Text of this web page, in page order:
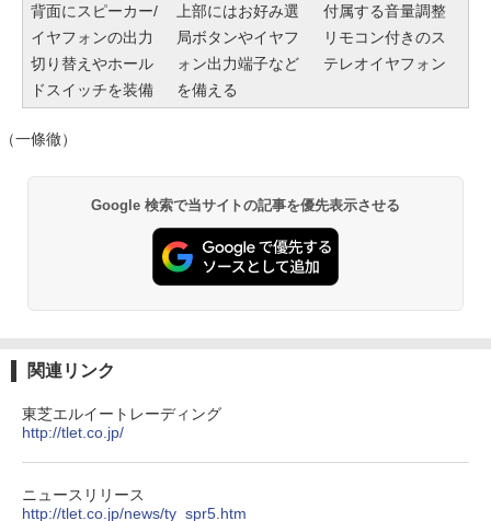
背面にスピーカー/
イヤフォンの出力
切り替えやホール
ドスイッチを装備
上部にはお好み選
局ボタンやイヤフ
ォン出力端子など
を備える
付属する音量調整
リモコン付きのス
テレオイヤフォン
（一條徹）
Google 検索で当サイトの記事を優先表示させる
関連リンク
東芝エルイートレーディング
http://tlet.co.jp/
ニュースリリース
http://tlet.co.jp/news/ty_spr5.htm